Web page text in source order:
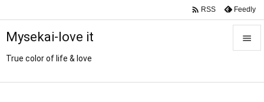
Mysekai-love it
True color of life & love

 RSS Feedly